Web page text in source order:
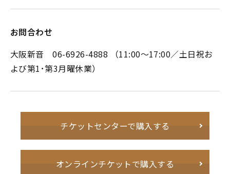
お問合わせ
大阪新音 06-6926-4888 （11:00～17:00／土日祝お
よび第1･第3月曜休業）
チケットセンターで購入する
オンラインチケットで購入する